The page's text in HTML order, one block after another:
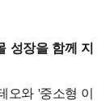
성장을 함께 지
오와 '중소형 이